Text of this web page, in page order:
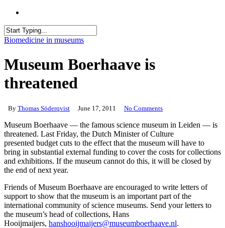
Close
Biomedicine in museums
Museum Boerhaave is
threatened
By Thomas Söderqvist June 17, 2011 No Comments
Museum Boerhaave — the famous science museum in Leiden — is
threatened. Last Friday, the Dutch Minister of Culture
presented budget cuts to the effect that the museum will have to
bring in substantial external funding to cover the costs for collections
and exhibitions. If the museum cannot do this, it will be closed by
the end of next year.
Friends of Museum Boerhaave are encouraged to write letters of
support to show that the museum is an important part of the
international community of science museums. Send your letters to
the museum’s head of collections, Hans
Hooijmaijers, hanshooijmaijers@museumboerhaave.nl.